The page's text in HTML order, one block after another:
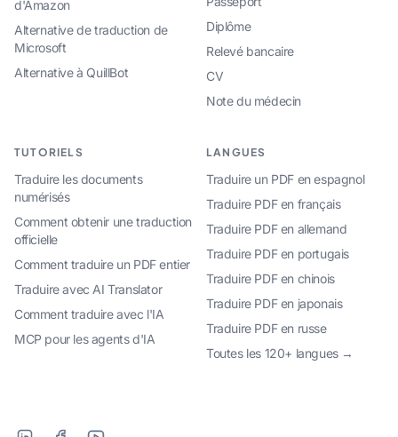
d'Amazon
Alternative de traduction de
Microsoft
Alternative à QuillBot
Diplôme
Relevé bancaire
CV
Note du médecin
TUTORIELS
Traduire les documents
numérisés
Comment obtenir une traduction
officielle
Comment traduire un PDF entier
Traduire avec AI Translator
Comment traduire avec l'IA
MCP pour les agents d'IA
LANGUES
Traduire un PDF en espagnol
Traduire PDF en français
Traduire PDF en allemand
Traduire PDF en portugais
Traduire PDF en chinois
Traduire PDF en japonais
Traduire PDF en russe
Toutes les 120+ langues →